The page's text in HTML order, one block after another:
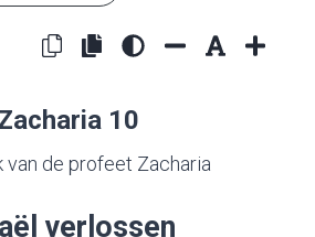
10
van de profeet Zacharia
verlossen